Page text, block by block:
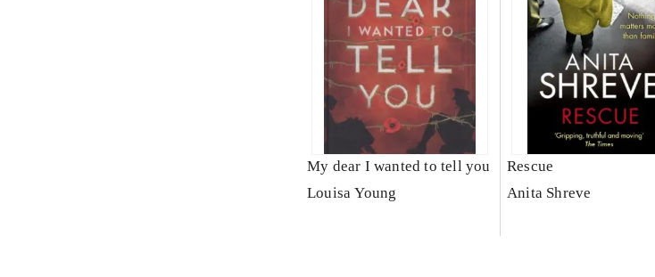
My dear I wanted to tell you
Louisa Young
Rescue
Anita Shreve